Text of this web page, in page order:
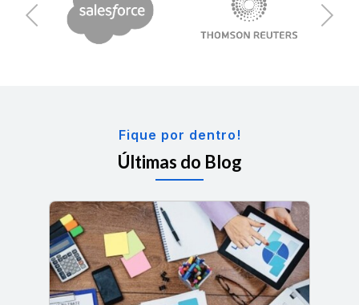
Previous Next
Fique por dentro!
Últimas do Blog